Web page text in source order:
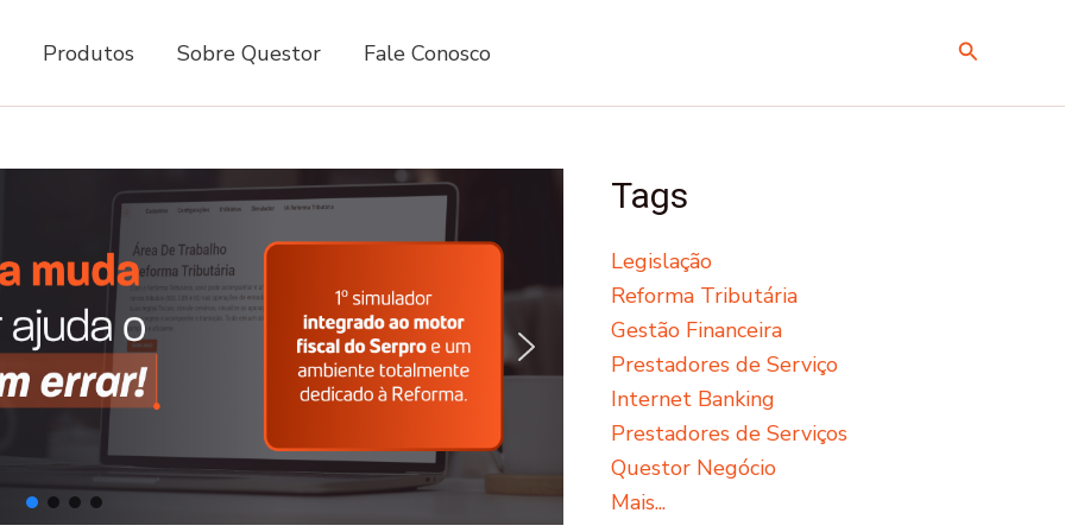
Produtos Sobre Questor Fale Conosco Pesquisar
Tags
Legislação
Reforma Tributária
Gestão Financeira
Prestadores de Serviço
Internet Banking
Prestadores de Serviços
Questor Negócio
Mais...